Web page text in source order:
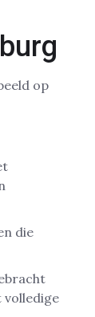
op
die
volledige